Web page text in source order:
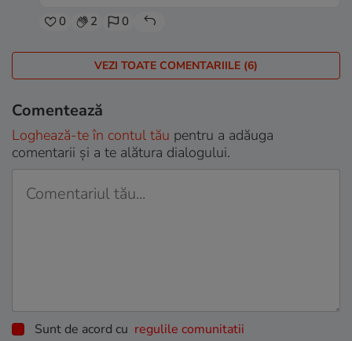
0 2 0
VEZI TOATE COMENTARIILE (6)
Comentează
Loghează-te în contul tău pentru a adăuga
comentarii și a te alătura dialogului.
Sunt de acord cu regulile comunitatii